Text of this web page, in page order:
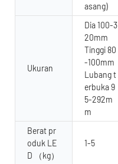
asang)
Ukuran
Dia 100-3
20mm
Tinggi 80
-100mm
Lubang t
erbuka 9
5-292m
m
Berat pr
oduk LE
D （kg）
1-5